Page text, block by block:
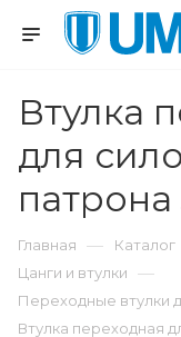
Втулка
для
Главная — Каталог
Цанги и втулки —
Переходные втулки
Втулка переходная